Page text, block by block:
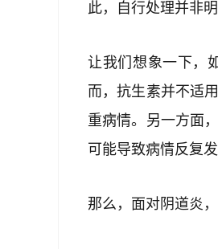
此，自行处理并非明
让我们想象一下，
而，抗生素并不适
重病情。另一方面
可能导致病情反复发
那么，面对阴道炎